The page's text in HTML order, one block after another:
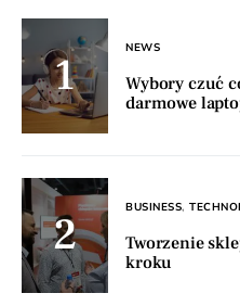
NEWS
Wybory czuć
darmowe
BUSINESS
Tworzenie
kroku